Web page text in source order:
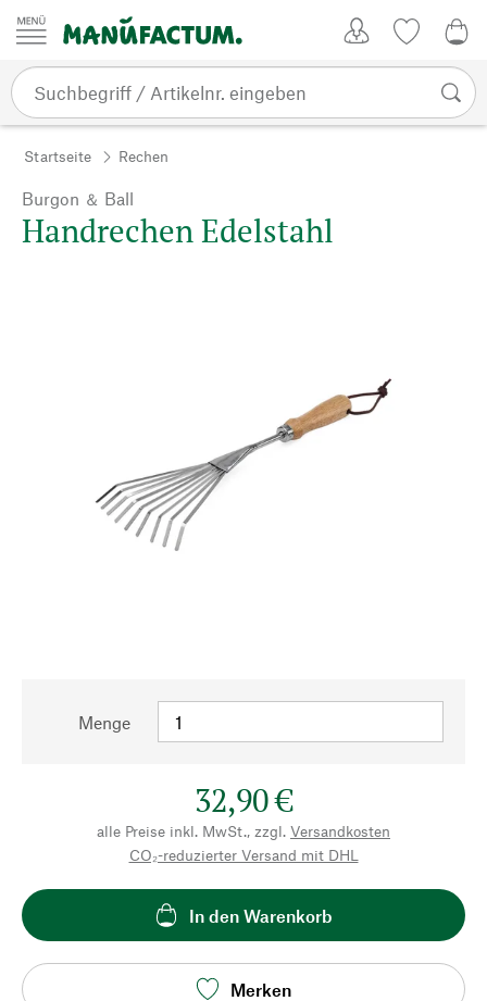
Zum Inhalt springen
Startseite Rechen
Burgon ＆ Ball
Handrechen Edelstahl
Menge
32,90 €
alle Preise inkl. MwSt., zzgl. Versandkosten
CO₂-reduzierter Versand mit DHL
In den Warenkorb
Merken